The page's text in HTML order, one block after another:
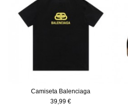
Camiseta Balenciaga
39,99 €